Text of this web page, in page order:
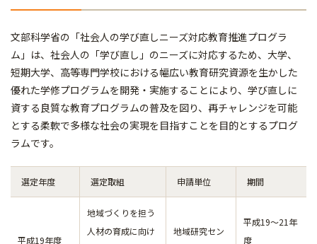
文部科学省の「社会人の学び直しニーズ対応教育推進プログラ
ム」は、社会人の「学び直し」のニーズに対応するため、大学、
短期大学、高等専門学校における幅広い教育研究資源を生かした
優れた学修プログラムを開発・実施することにより、学び直しに
資する良質な教育プログラムの普及を図り、再チャレンジを可能
とする柔軟で多様な社会の実現を目指すことを目的とするプログ
ラムです。
選定年度 選定取組 申請単位 期間
平成19年度
地域づくりを担う
人材の育成に向け
地域研究セン
平成19～21年
度